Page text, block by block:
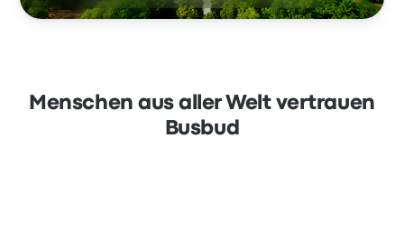
Menschen aus aller Welt vertrauen
Busbud